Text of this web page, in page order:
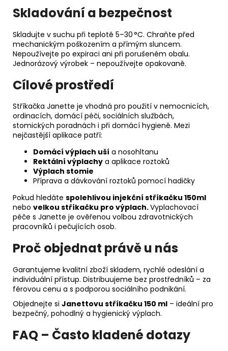
Skladování a bezpečnost
Skladujte v suchu při teplotě 5–30 °C. Chraňte před
mechanickým poškozením a přímým sluncem.
Nepoužívejte po expiraci ani při porušeném obalu.
Jednorázový výrobek – nepoužívejte opakovaně.
Cílové prostředí
Stříkačka Janette je vhodná pro použití v nemocnicích,
ordinacích, domácí péči, sociálních službách,
stomických poradnách i při domácí hygieně. Mezi
nejčastější aplikace patří:
Domácí výplach uší a nosohltanu
Rektální výplachy a aplikace roztoků
Výplach stomie
Příprava a dávkování roztoků pomocí hadičky
Pokud hledáte spolehlivou injekční stříkačku 150ml
nebo velkou stříkačku pro výplach.Vyplachovací
péče s Janette je ověřenou volbou zdravotnických
pracovníků i pečujících osob.
Proč objednat právě u nás
Garantujeme kvalitní zboží skladem, rychlé odeslání a
individuální přístup. Distribuujeme bez prostředníků – za
férovou cenu a s podporou sociálního podnikání.
Objednejte si Janettovu stříkačku 150 ml – ideální pro
bezpečný, pohodlný a hygienický výplach.
FAQ – Často kladené dotazy